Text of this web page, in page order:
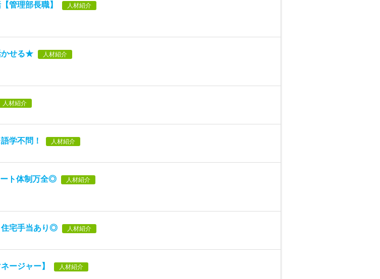
管理部長職】 人材紹介
かせる★ 人材紹介
人材紹介
学不問！ 人材紹介
ート体制万全◎ 人材紹介
住宅手当あり◎ 人材紹介
ージャー】 人材紹介